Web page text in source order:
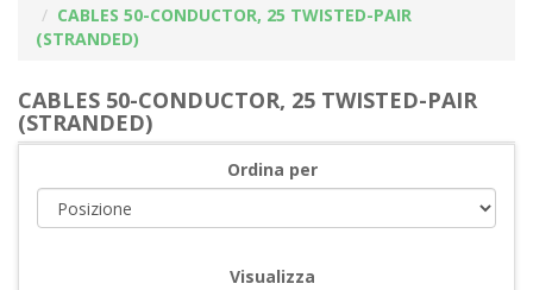
CABLES 50-CONDUCTOR, 25 TWISTED-PAIR
(STRANDED)
CABLES 50-CONDUCTOR, 25 TWISTED-PAIR
(STRANDED)
Ordina per
Visualizza